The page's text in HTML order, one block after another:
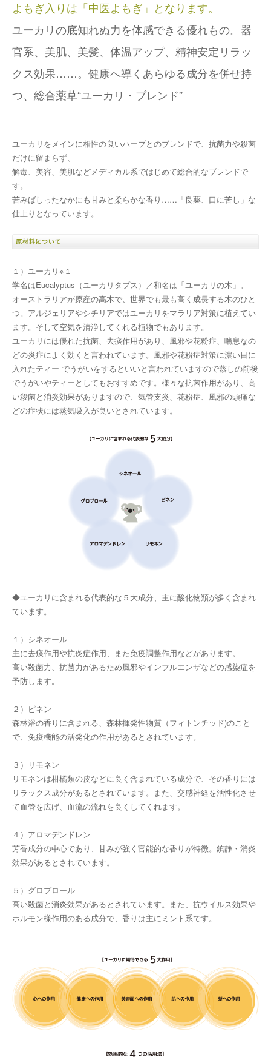
よもぎ入りは「中医よもぎ」となります。
ユーカリの底知れぬ力を体感できる優れもの。器
官系、美肌、美髪、体温アップ、精神安定リラッ
クス効果……。健康へ導くあらゆる成分を併せ持
つ、総合薬草“ユーカリ・ブレンド”
ユーカリをメインに相性の良いハーブとのブレンドで、抗菌力や殺菌
だけに留まらず、
解毒、美容、美肌などメディカル系ではじめて総合的なブレンドで
す。
苦みばしったなかにも甘みと柔らかな香り……「良薬、口に苦し」な
仕上りとなっています。
１）ユーカリ※１
学名はEucalyptus（ユーカリタプス）／和名は「ユーカリの木」。
オーストラリアが原産の高木で、世界でも最も高く成長する木のひと
つ。アルジェリアやシチリアではユーカリをマラリア対策に植えてい
ます。そして空気を清浄してくれる植物でもあります。
ユーカリには優れた抗菌、去痰作用があり、風邪や花粉症、喘息なの
どの炎症によく効くと言われています。風邪や花粉症対策に濃い目に
入れたティー でうがいをするといいと言われていますので蒸しの前後
でうがいやティーとしてもおすすめです。様々な抗菌作用があり、高
い殺菌と消炎効果がありますので、気管支炎、花粉症、風邪の頭痛な
どの症状には蒸気吸入が良いとされています。
◆ユーカリに含まれる代表的な５大成分、主に酸化物類が多く含まれ
ています。
１）シネオール
主に去痰作用や抗炎症作用、また免疫調整作用などがあります。
高い殺菌力、抗菌力があるため風邪やインフルエンザなどの感染症を
予防します。
２）ピネン
森林浴の香りに含まれる、森林揮発性物質（フィトンチッド)のこと
で、免疫機能の活発化の作用があるとされています。
３）リモネン
リモネンは柑橘類の皮などに良く含まれている成分で、その香りには
リラックス成分があるとされています。また、交感神経を活性化させ
て血管を広げ、血流の流れを良くしてくれます。
４）アロマデンドレン
芳香成分の中心であり、甘みが強く官能的な香りが特徴。鎮静・消炎
効果があるとされています。
５）グロブロール
高い殺菌と消炎効果があるとされています。また、抗ウイルス効果や
ホルモン様作用のある成分で、香りは主にミント系です。